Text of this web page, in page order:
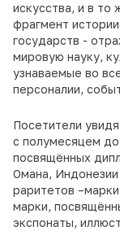
искусства, и в то
фрагмент
государств -
мировую науку,
узнаваемые во
персоналии,
Посетители
с полумесяцем
посвящённых
Омана,
раритетов
марки,
экспонаты,